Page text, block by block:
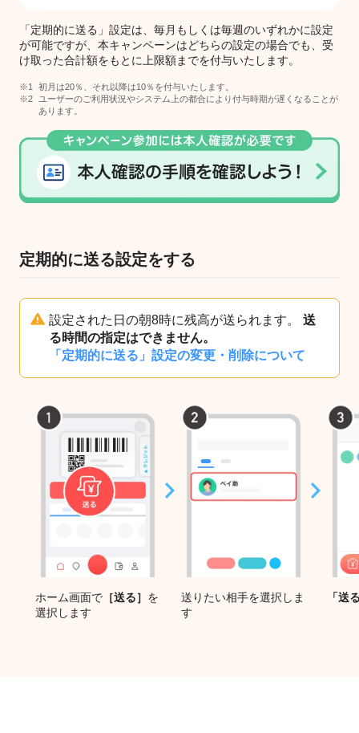
「定期的に送る」設定は、毎月もしくは毎週のいずれかに設定
が可能ですが、本キャンペーンはどちらの設定の場合でも、受
け取った合計額をもとに上限額までを付与いたします。
初月は20％、それ以降は10％を付与いたします。
ユーザーのご利用状況やシステム上の都合により付与時期が遅くなることが
あります。
定期的に送る設定をする
設定された日の朝8時に残高が送られます。 送
る時間の指定はできません。
「定期的に送る」設定の変更・削除について
ホーム画面で ［送る］ を
選択します
送りたい相手を選択しま
す
「送